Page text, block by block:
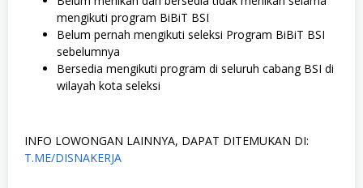
mengikuti program BiBiT BSI
Belum pernah mengikuti seleksi Program BiBiT BSI
sebelumnya
Bersedia mengikuti program di seluruh cabang BSI di
wilayah kota seleksi
INFO LOWONGAN LAINNYA, DAPAT DITEMUKAN DI:
T.ME/DISNAKERJA